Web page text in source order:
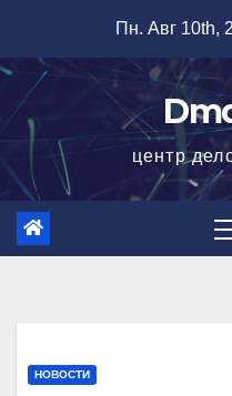
содержимому
Пн. Авг 10th,
центр
НОВОСТИ